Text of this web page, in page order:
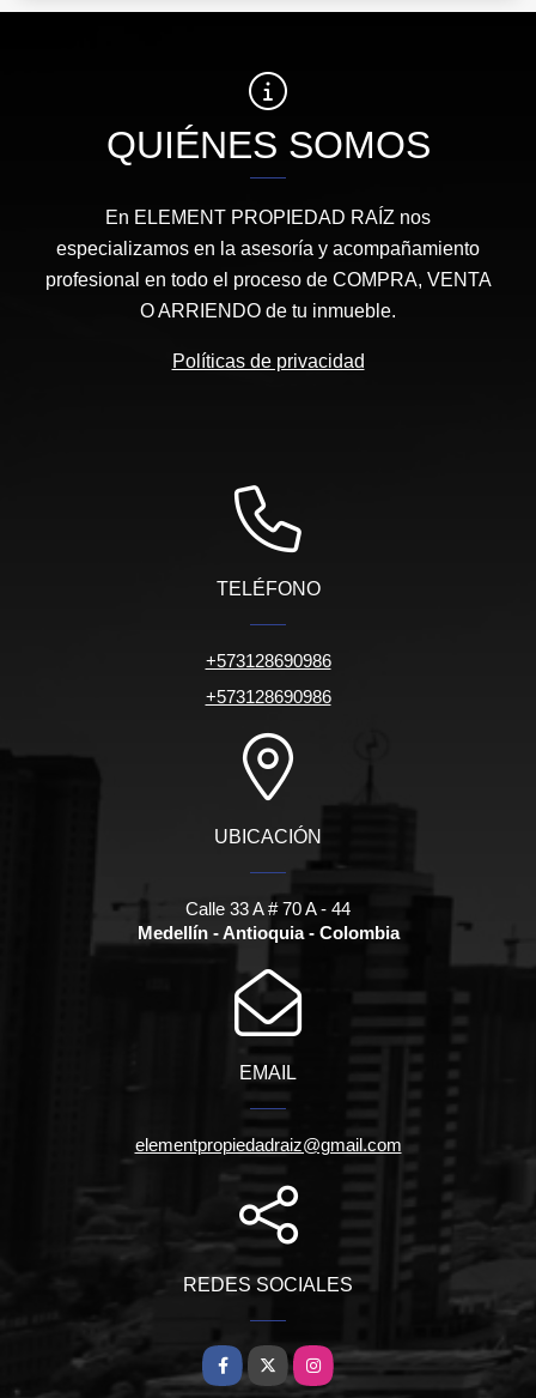
QUIÉNES SOMOS
En ELEMENT PROPIEDAD RAÍZ nos
especializamos en la asesoría y acompañamiento
profesional en todo el proceso de COMPRA, VENTA
O ARRIENDO de tu inmueble.
Políticas de privacidad
TELÉFONO
+573128690986
+573128690986
UBICACIÓN
Calle 33 A # 70 A - 44
Medellín - Antioquia - Colombia
EMAIL
elementpropiedadraiz@gmail.com
REDES SOCIALES
Facebook
X Instagram